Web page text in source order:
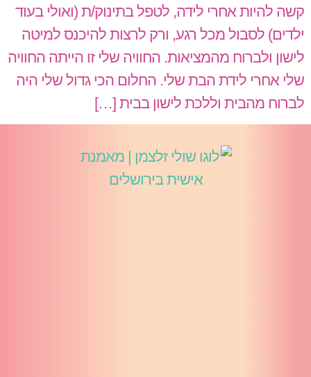
קשה להיות אחרי לידה, לטפל בתינוק/ת (ואולי בעוד
ילדים) לסבול מכל רגע, ורק לרצות להיכנס למיטה
לישון ולברוח מהמציאות. החוויה שלי זו הייתה החוויה
שלי אחרי לידת הבת שלי. החלום הכי גדול שלי היה
לברוח מהבית וללכת לישון בבית […]